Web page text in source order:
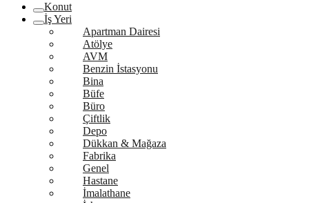
Konut
İş Yeri
Apartman Dairesi
Atölye
AVM
Benzin İstasyonu
Bina
Büfe
Büro
Çiftlik
Depo
Dükkan & Mağaza
Fabrika
Genel
Hastane
İmalathane